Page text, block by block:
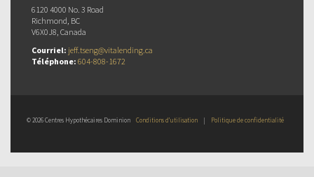
6120 4000 No. 3 Road
Richmond, BC
V6X0J8, Canada
Courriel: jeff.tseng@vitalending.ca
Téléphone: 604-808-1672
© 2026 Centres Hypothécaires Dominion Conditions d’utilisation | Politique de confidentialité